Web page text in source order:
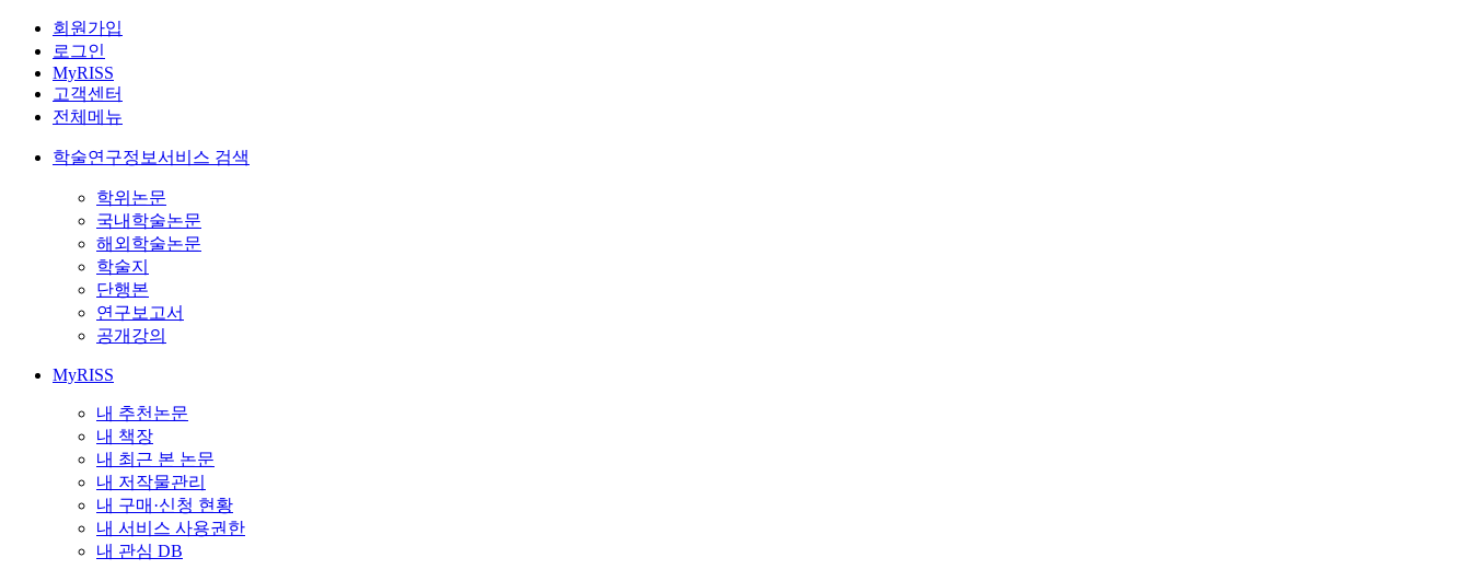
회원가입
로그인
MyRISS
고객센터
전체메뉴
학술연구정보서비스 검색
학위논문
국내학술논문
해외학술논문
학술지
단행본
연구보고서
공개강의
MyRISS
내 추천논문
내 책장
내 최근 본 논문
내 저작물관리
내 구매·신청 현황
내 서비스 사용권한
내 관심 DB